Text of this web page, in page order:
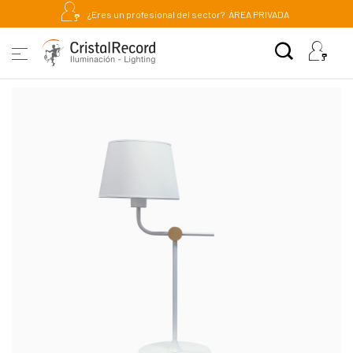
¿Eres un profesional del sector? ÁREA PRIVADA